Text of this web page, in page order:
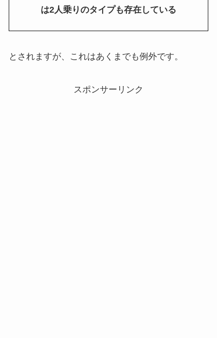
は2人乗りのタイプも存在している
とされますが、これはあくまでも例外です。
スポンサーリンク